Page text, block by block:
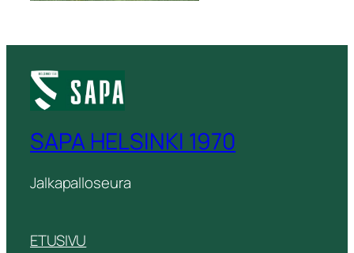
SAPA HELSINKI 1970
Jalkapalloseura
ETUSIVU